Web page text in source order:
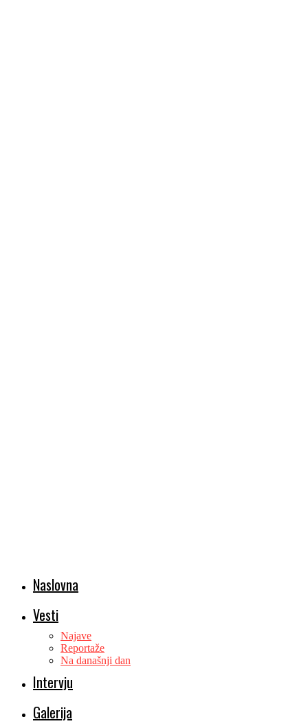
Naslovna
Vesti
Najave
Reportaže
Na današnji dan
Intervju
Galerija